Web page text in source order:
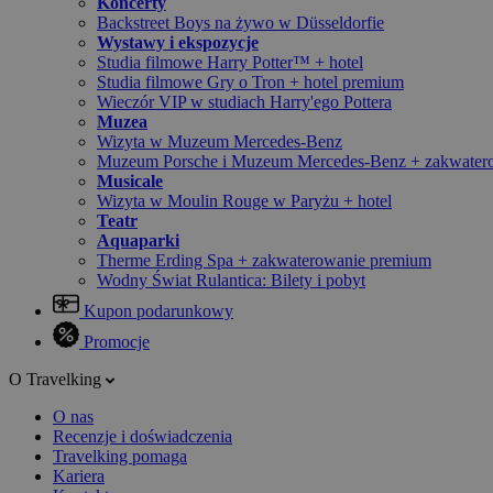
Backstreet Boys na żywo w Düsseldorfie
Wystawy i ekspozycje
Studia filmowe Harry Potter™ + hotel
Studia filmowe Gry o Tron + hotel premium
Wieczór VIP w studiach Harry'ego Pottera
Muzea
Wizyta w Muzeum Mercedes-Benz
Muzeum Porsche i Muzeum Mercedes-Benz +
Musicale
Wizyta w Moulin Rouge w Paryżu + hotel
Teatr
Aquaparki
Therme Erding Spa + zakwaterowanie premium
Wodny Świat Rulantica: Bilety i pobyt
Kupon podarunkowy
Promocje
O Travelking
O nas
Recenzje i doświadczenia
Travelking pomaga
Kariera